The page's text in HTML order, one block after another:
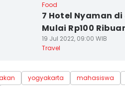
Food
7 Hotel Nyaman
Mulai Rp100
19 Jul 2022, 09:00 WIB
Travel
yogyakarta mahasiswa